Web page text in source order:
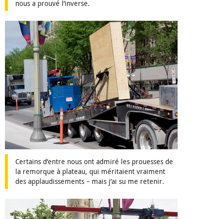
nous a prouvé l’inverse.
Certains d’entre nous ont admiré les prouesses de
la remorque à plateau, qui méritaient vraiment
des applaudissements – mais j’ai su me retenir.